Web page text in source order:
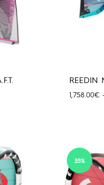
REEDIN
1,758.00€
35%